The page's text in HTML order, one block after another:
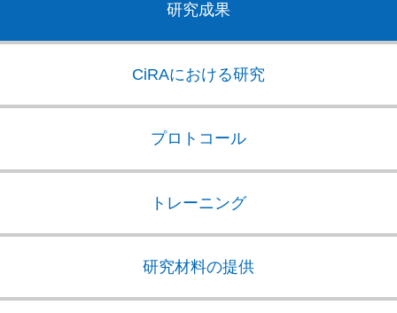
研究成果
CiRAにおける研究
プロトコール
トレーニング
研究材料の提供